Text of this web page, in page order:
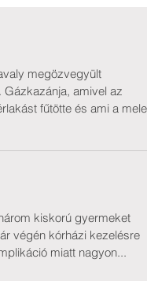
megözvegyült
amivel az
fűtötte és ami a meleg
kiskorú gyermeket
végén kórházi kezelésre
miatt nagyon...